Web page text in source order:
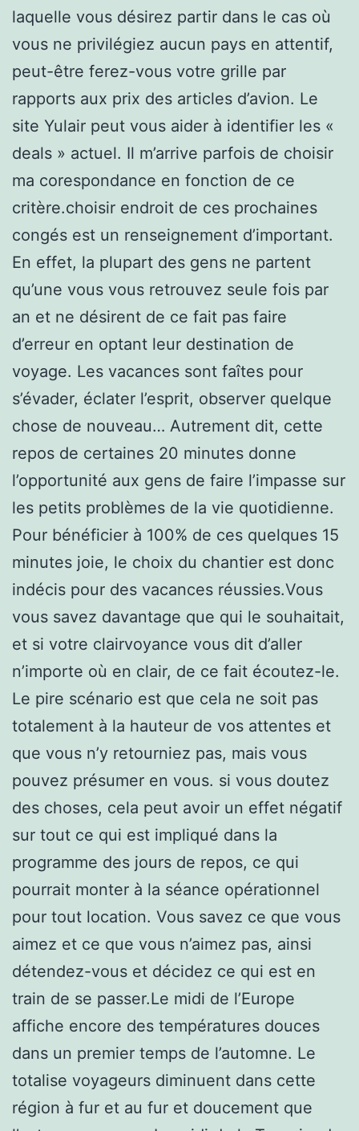
laquelle vous désirez partir dans le cas où
vous ne privilégiez aucun pays en attentif,
peut-être ferez-vous votre grille par
rapports aux prix des articles d’avion. Le
site Yulair peut vous aider à identifier les «
deals » actuel. Il m’arrive parfois de choisir
ma corespondance en fonction de ce
critère.choisir endroit de ces prochaines
congés est un renseignement d’important.
En effet, la plupart des gens ne partent
qu’une vous vous retrouvez seule fois par
an et ne désirent de ce fait pas faire
d’erreur en optant leur destination de
voyage. Les vacances sont faîtes pour
s’évader, éclater l’esprit, observer quelque
chose de nouveau… Autrement dit, cette
repos de certaines 20 minutes donne
l’opportunité aux gens de faire l’impasse sur
les petits problèmes de la vie quotidienne.
Pour bénéficier à 100% de ces quelques 15
minutes joie, le choix du chantier est donc
indécis pour des vacances réussies.Vous
vous savez davantage que qui le souhaitait,
et si votre clairvoyance vous dit d’aller
n’importe où en clair, de ce fait écoutez-le.
Le pire scénario est que cela ne soit pas
totalement à la hauteur de vos attentes et
que vous n’y retourniez pas, mais vous
pouvez présumer en vous. si vous doutez
des choses, cela peut avoir un effet négatif
sur tout ce qui est impliqué dans la
programme des jours de repos, ce qui
pourrait monter à la séance opérationnel
pour tout location. Vous savez ce que vous
aimez et ce que vous n’aimez pas, ainsi
détendez-vous et décidez ce qui est en
train de se passer.Le midi de l’Europe
affiche encore des températures douces
dans un premier temps de l’automne. Le
totalise voyageurs diminuent dans cette
région à fur et au fur et doucement que